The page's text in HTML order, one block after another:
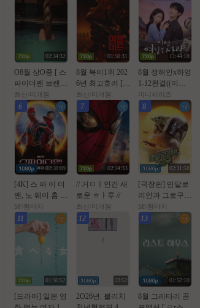
02:24:32
O8월 상O중 [ 스
파이더맨 브랜뉴
데이 ] 톰홀랜드
- HDTS 1O8Op.
공식자막 5.1
최신/미개봉
01:50:31
8월 북미1위 202
6년 최고호러 [ O
l블ㄷㅓl드번 ] 10
80p 5.1 완벽자막
최신/미개봉
11:44:18
8월 정해인x하영
1-12완결((이런.
엿같은.사랑)) 10
80p
미니시리즈
6
02:28:09
[4K] 스 파 이 더
맨, 노 웨이 홈 (2
021년 작품)
SF/환타지
7
02:24:33
// 거ㅁㅣ인간 새
로운 ㅎㅏ루 //
최신/미개봉
8
02:11:58
[극장판] 만달로
리안과 그로구. 2
026 (스타워즈, 1
2번째 장편 실사
SF/환타지
11
01:50:52
[드라마].일본 영
12
23:52
2O26년. 블리치
13
01:52:10
8월 그레타리 공